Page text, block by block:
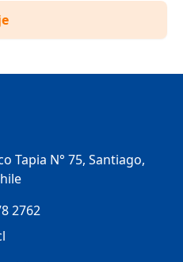
Tapia N° 75, Santiago,
2762